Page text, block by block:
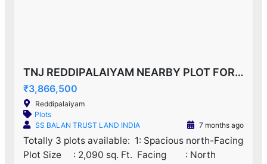
TNJ REDDIPALAIYAM NEARBY PLOT FOR SALE!
₹3,866,500
Reddipalaiyam
Plots
SS BALAN TRUST LAND INDIA
7 months ago
Totally 3 plots available: ‌ 1: Spacious north-Facing
Plot Size : 2,090 sq. Ft. ‌ Facing : North ‌